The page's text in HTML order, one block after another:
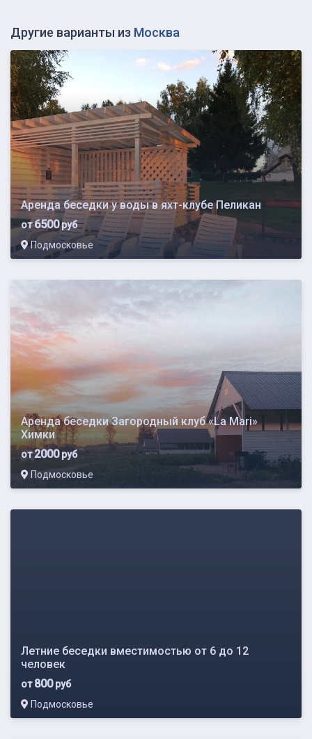
Другие варианты из Москва
Аренда беседки у воды в яхт-клубе Пеликан
от6500руб
Подмосковье
Аренда беседки Загородный клуб «La Mari»
Химки
от2000руб
Подмосковье
Летние беседки вместимостью от 6 до 12
человек
от800руб
Подмосковье